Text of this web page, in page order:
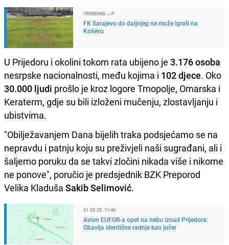
TRENDING
FK Sarajevo do daljnjeg ne može igrati na
Koševu
U Prijedoru i okolini tokom rata ubijeno je 3.176 osoba
nesrpske nacionalnosti, među kojima i 102 djece. Oko
30.000 ljudi prošlo je kroz logore Trnopolje, Omarska i
Keraterm, gdje su bili izloženi mučenju, zlostavljanju i
ubistvima.
"Obilježavanjem Dana bijelih traka podsjećamo se na
nepravdu i patnju koju su preživjeli naši sugrađani, ali i
šaljemo poruku da se takvi zločini nikada više i nikome
ne ponove", poručio je predsjednik BZK Preporod
Velika Kladuša Sakib Selimović.
31.05.25. 11:46
Avion EUFOR-a opet na nebu iznad Prijedora:
Obavlja identične radnje kao jučer